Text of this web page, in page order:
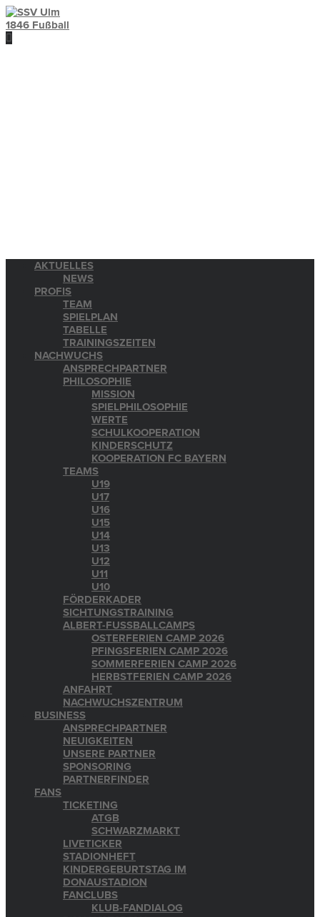
AKTUELLES
NEWS
PROFIS
TEAM
SPIELPLAN
TABELLE
TRAININGSZEITEN
NACHWUCHS
ANSPRECHPARTNER
PHILOSOPHIE
MISSION
SPIELPHILOSOPHIE
WERTE
SCHULKOOPERATION
KINDERSCHUTZ
KOOPERATION FC BAYERN
TEAMS
U19
U17
U16
U15
U14
U13
U12
U11
U10
FÖRDERKADER
SICHTUNGSTRAINING
ALBERT-FUSSBALLCAMPS
OSTERFERIEN CAMP 2026
PFINGSFERIEN CAMP 2026
SOMMERFERIEN CAMP 2026
HERBSTFERIEN CAMP 2026
ANFAHRT
NACHWUCHSZENTRUM
BUSINESS
ANSPRECHPARTNER
NEUIGKEITEN
UNSERE PARTNER
SPONSORING
PARTNERFINDER
FANS
TICKETING
ATGB
SCHWARZMARKT
LIVETICKER
STADIONHEFT
KINDERGEBURTSTAG IM
DONAUSTADION
FANCLUBS
KLUB-FANDIALOG